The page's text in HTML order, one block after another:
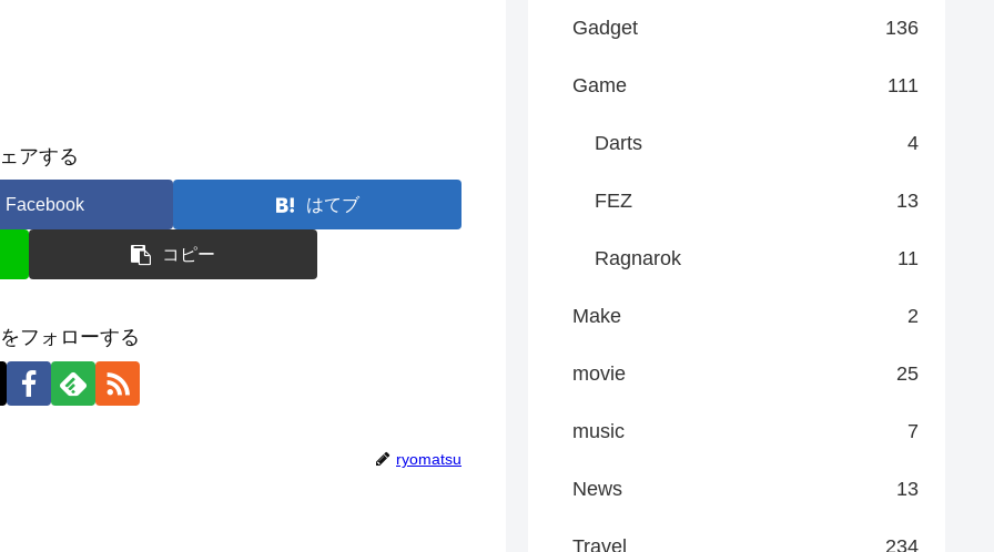
アする
Facebook はてブ
コピー
フォローする
ryomatsu
Gadget 136
Game 111
Darts 4
FEZ 13
Ragnarok 11
Make 2
movie 25
music 7
News 13
Travel 234